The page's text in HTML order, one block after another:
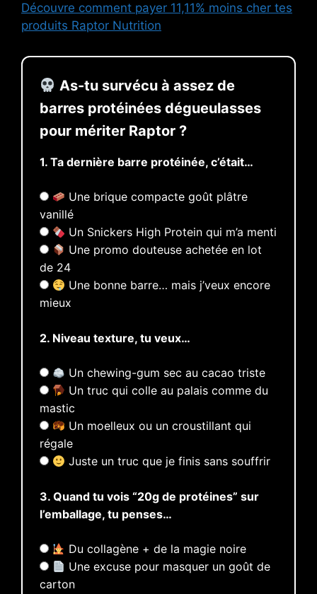
Découvre comment payer 11,11% moins cher tes
produits Raptor Nutrition
As-tu survécu à assez de
barres protéinées dégueulasses
pour mériter Raptor ?
1. Ta dernière barre protéinée, c’était…
Une brique compacte goût plâtre
vanillé
Un Snickers High Protein qui m’a menti
Une promo douteuse achetée en lot
de 24
Une bonne barre… mais j’veux encore
mieux
2. Niveau texture, tu veux…
Un chewing-gum sec au cacao triste
Un truc qui colle au palais comme du
mastic
Un moelleux ou un croustillant qui
régale
Juste un truc que je finis sans souffrir
3. Quand tu vois “20g de protéines” sur
l’emballage, tu penses…
Du collagène + de la magie noire
Une excuse pour masquer un goût de
carton